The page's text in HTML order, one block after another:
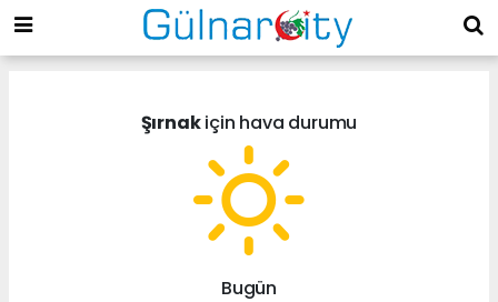
Şırnakiçin hava durumu
Bugün